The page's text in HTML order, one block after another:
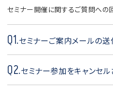
セミナー開催に関するご質問への
Q1.セミナーご案内メールの送
A1. 【オンラインでのご参加】
Q2.セミナー参加をキャンセ